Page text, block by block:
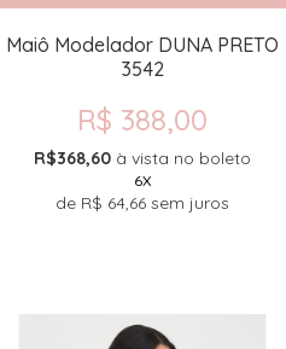
Maiô Modelador DUNA PRETO
3542
R$ 388,00
R$368,60 à vista no boleto
6X
de R$ 64,66 sem juros